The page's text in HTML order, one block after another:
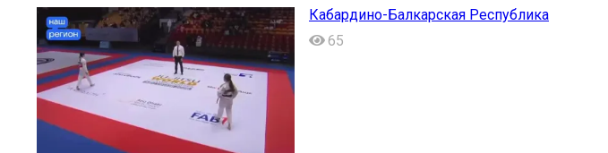
Кабардино-Балкарская Республика
65